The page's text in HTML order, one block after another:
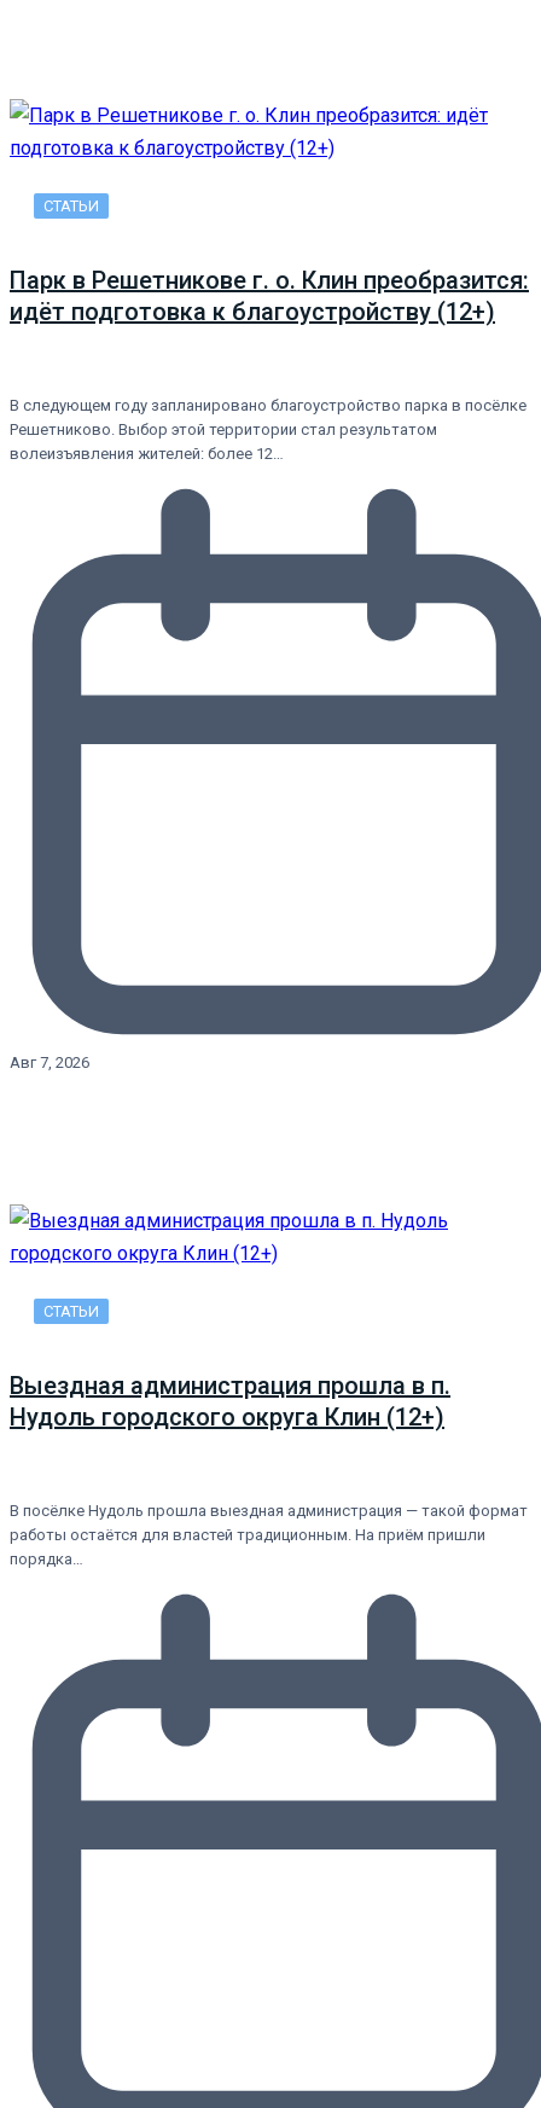
СТАТЬИ
Парк в Решетникове г. о. Клин преобразится:
идёт подготовка к благоустройству (12+)
В следующем году запланировано благоустройство парка в посёлке
Решетниково. Выбор этой территории стал результатом
волеизъявления жителей: более 12…
Авг 7, 2026
СТАТЬИ
Выездная администрация прошла в п.
Нудоль городского округа Клин (12+)
В посёлке Нудоль прошла выездная администрация — такой формат
работы остаётся для властей традиционным. На приём пришли
порядка…